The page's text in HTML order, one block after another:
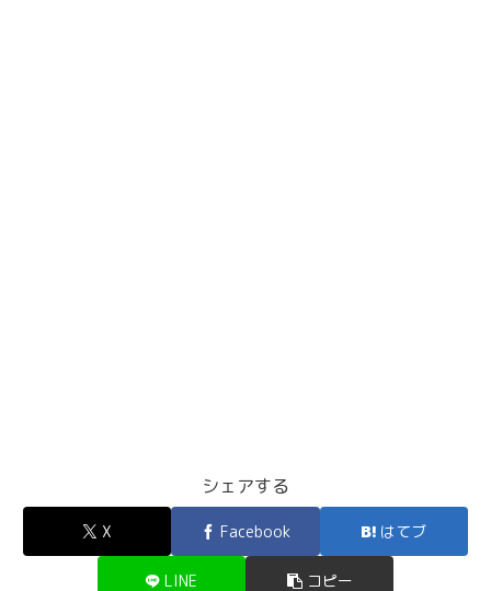
シェアする
X Facebook はてブ
LINE コピー